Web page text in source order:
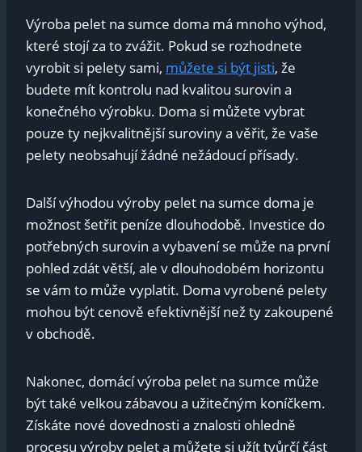
Výroba pelet na sumce doma má mnoho výhod,
které stojí za to zvážit. Pokud se rozhodnete
vyrobit si pelety sami, můžete si být jisti, že
budete mít kontrolu nad kvalitou surovin a
konečného výrobku. Doma si můžete vybrat
pouze ty nejkvalitnější suroviny a věřit, že vaše
pelety neobsahují žádné nežádoucí přísady.
Další výhodou výroby pelet na sumce doma je
možnost šetřit peníze dlouhodobě. Investice do
potřebných surovin a vybavení se může na první
pohled zdát větší, ale v dlouhodobém horizontu
se vám to může vyplatit. Doma vyrobené pelety
mohou být cenově efektivnější než ty zakoupené
v obchodě.
Nakonec, domácí výroba pelet na sumce může
být také velkou zábavou a užitečným koníčkem.
Získáte nové dovednosti a znalosti ohledně
procesu výroby pelet a můžete si užít tvůrčí část